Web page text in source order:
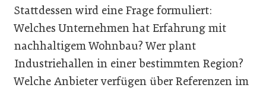
Stattdessen wird eine Frage formuliert:
Welches Unternehmen hat Erfahrung mit
nachhaltigem Wohnbau? Wer plant
Industriehallen in einer bestimmten Region?
Welche Anbieter verfügen über Referenzen im